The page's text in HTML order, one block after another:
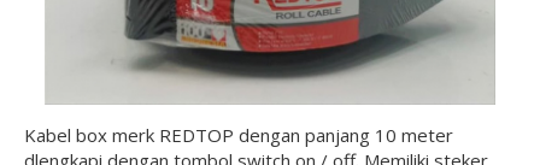
Kabel box merk REDTOP dengan panjang 10 meter
dlengkapi dengan tombol switch on / off. Memiliki steker